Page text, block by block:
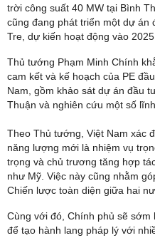
trời công suất 40 MW tại Bình
cũng đang phát triển một dự án
Tre, dự kiến hoạt động vào 2025.
Thủ tướng Phạm Minh Chính
cam kết và kế hoạch của PE
Nam, gồm khảo sát dự án đầu
Thuận và nghiên cứu một số
Theo Thủ tướng, Việt Nam xác
năng lượng mới là nhiệm vụ
trọng và chủ trương tăng hợp
như Mỹ. Việc này cũng nhằm
Chiến lược toàn diện giữa hai
Cùng với đó, Chính phủ sẽ sớm
để tạo hành lang pháp lý với